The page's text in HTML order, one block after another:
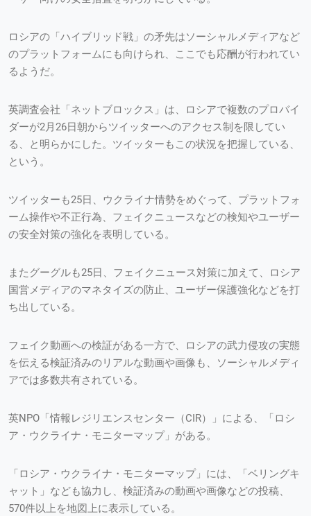
ロシアの「ハイブリッド戦」の矛先はソーシャルメディアなど
のプラットフォームにも向けられ、ここでも応酬が行われてい
るようだ。
英調査会社「ネットブロックス」は、ロシアで複数のプロバイ
ダーが2月26日朝からツイッターへのアクセス制を限してい
る、と明らかにした。ツイッターもこの状況を把握している、
という。
ツイッターも25日、ウクライナ情勢をめぐって、プラットフォ
ーム操作や不正行為、フェイクニュースなどの検知やユーザー
の安全対策の強化を表明している。
またグーグルも25日、フェイクニュース対策に加えて、ロシア
国営メディアのマネタイズの防止、ユーザー保護強化などを打
ち出している。
フェイク動画への検証がある一方で、ロシアの武力侵攻の実態
を伝える検証済みのリアルな動画や画像も、ソーシャルメディ
アでは多数共有されている。
英NPO「情報レジリエンスセンター（CIR）」による、「ロシ
ア・ウクライナ・モニターマップ」がある。
「ロシア・ウクライナ・モニターマップ」には、「ベリングキ
ャット」なども協力し、検証済みの動画や画像などの投稿、
570件以上を地図上に表示している。